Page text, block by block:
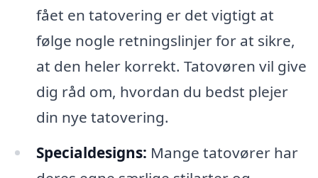
fået en tatovering er det vigtigt at
følge nogle retningslinjer for at sikre,
at den heler korrekt. Tatovøren vil give
dig råd om, hvordan du bedst plejer
din nye tatovering.
Specialdesigns: Mange tatovører har